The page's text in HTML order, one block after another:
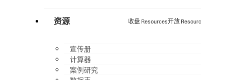
资源 收盘 Resources开放 Resources
宣传册
计算器
案例研究